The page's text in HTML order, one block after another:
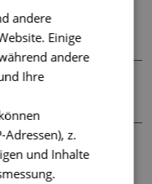
ÖPNV:
100-600)
-
mehr
andere
Einige
andere
Ihre
z.
und Inhalte